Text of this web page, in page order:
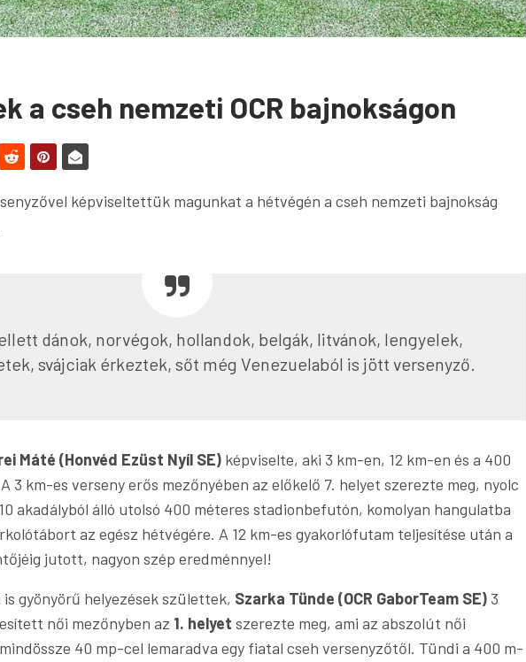
a cseh nemzeti OCR bajnokságon
képviseltettük magunkat a hétvégén a cseh nemzeti bajnokság
dánok, norvégok, hollandok, belgák, litvánok, lengyelek,
svájciak érkeztek, sőt még Venezuelaból is jött versenyző.
Máté (Honvéd Ezüst Nyíl SE) képviselte, aki 3 km-en, 12 km-en és a 400
3 km-es verseny erős mezőnyében az előkelő 7. helyet szerezte meg, nyolc
akadályból álló utolsó 400 méteres stadionbefutón, komolyan hangulatba
az egész hétvégére. A 12 km-es gyakorlófutam teljesítése után a
jutott, nagyon szép eredménnyel!
gyönyörű helyezések születtek, Szarka Tünde (OCR GaborTeam SE) 3
női mezőnyben az 1. helyet szerezte meg, ami az abszolút női
40 mp-cel lemaradva egy fiatal cseh versenyzőtől. Tündi a 400 m-
Running Warriors HOCRA OB,
Kamaraerdő 2020. október 17.